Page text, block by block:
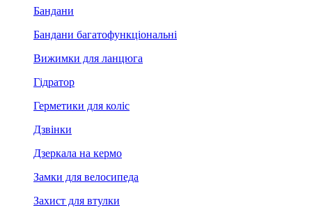
Бандани
Бандани багатофункціональні
Вижимки для ланцюга
Гідратор
Герметики для коліс
Дзвінки
Дзеркала на кермо
Замки для велосипеда
Захист для втулки